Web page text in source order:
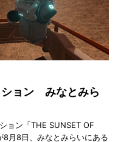
ション みなとみら
ョン「THE SUNSET OF
8月8日、みなとみらいにある